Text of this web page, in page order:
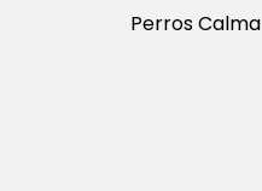
Perros Calma